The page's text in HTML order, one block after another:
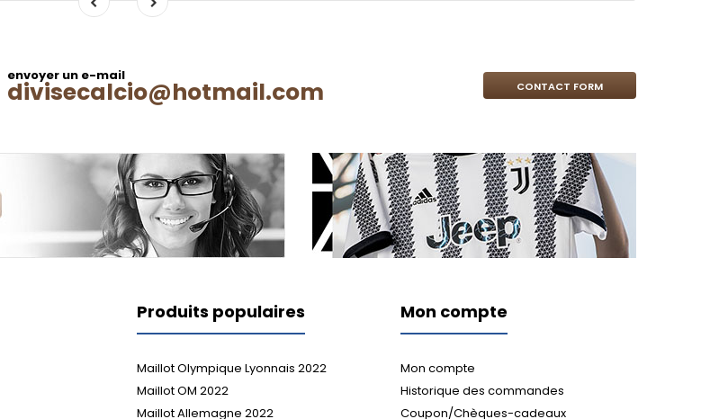
envoyer un e-mail
divisecalcio@hotmail.com CONTACT FORM
Produits populaires
Maillot Olympique Lyonnais 2022
Maillot OM 2022
Maillot Allemagne 2022
Mon compte
Mon compte
Historique des commandes
Coupon/Chèques-cadeaux